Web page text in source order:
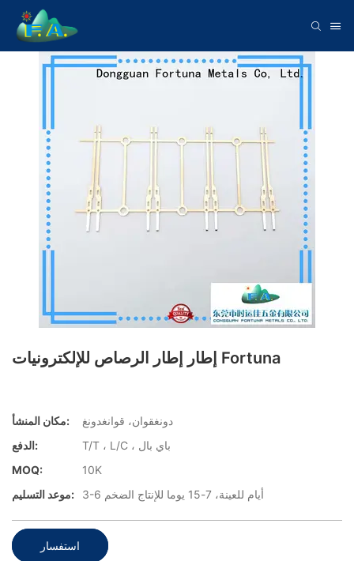
إطار إطار الرصاص للإلكترونيات Fortuna
مكان المنشأ:
دونغقوان، قوانغدونغ
الدفع:
T/T ، L/C ، باي بال
MOQ:
10K
موعد التسليم:
3-6 أيام للعينة، 7-15 يوما للإنتاج الضخم
استفسار